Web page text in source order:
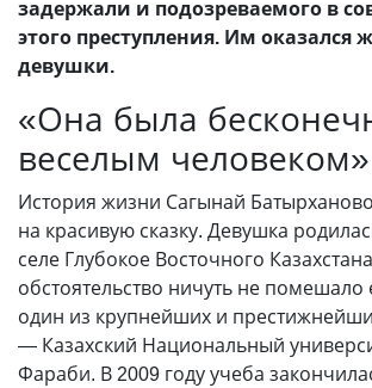
задержали и подозреваемого в
этого преступления. Им оказался
девушки.
«Она была
веселым человеком»
История жизни Сагынай
на красивую сказку. Девушка
селе Глубокое Восточного
обстоятельство ничуть не помешало
один из крупнейших и
— Казахский Национальный
Фараби. В 2009 году учеба